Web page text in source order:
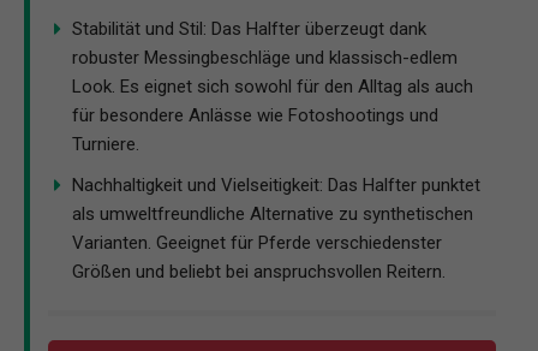
Stabilität und Stil: Das Halfter überzeugt dank
robuster Messingbeschläge und klassisch-edlem
Look. Es eignet sich sowohl für den Alltag als auch
für besondere Anlässe wie Fotoshootings und
Turniere.
Nachhaltigkeit und Vielseitigkeit: Das Halfter punktet
als umweltfreundliche Alternative zu synthetischen
Varianten. Geeignet für Pferde verschiedenster
Größen und beliebt bei anspruchsvollen Reitern.